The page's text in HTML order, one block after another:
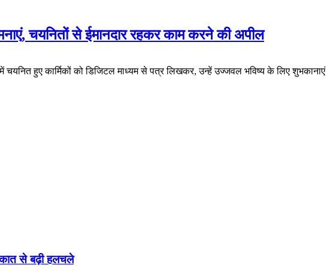
चयनितों से ईमानदार रहकर काम करने की अपील
हुए कार्मिकों को डिजिटल माध्यम से पत्र लिखकर, उन्हें उज्जवल भविष्य के लिए शुभकानाएं
से बढ़ी हलचले